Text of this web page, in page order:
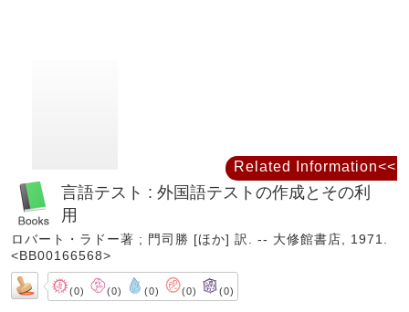
言語テスト : 外国語テストの作成とその利
用
ロバート・ラドー著 ; 門司勝 [ほか] 訳. -- 大修館書店, 1971.
<BB00166568>
(0) (0) (0) (0) (0)
Related Information<<